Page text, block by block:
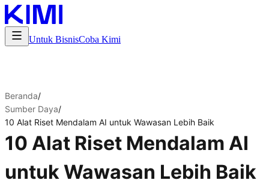
Untuk BisnisCoba Kimi
Beranda/
Sumber Daya/
10 Alat Riset Mendalam AI untuk Wawasan Lebih Baik
10 Alat Riset Mendalam AI
untuk Wawasan Lebih Baik